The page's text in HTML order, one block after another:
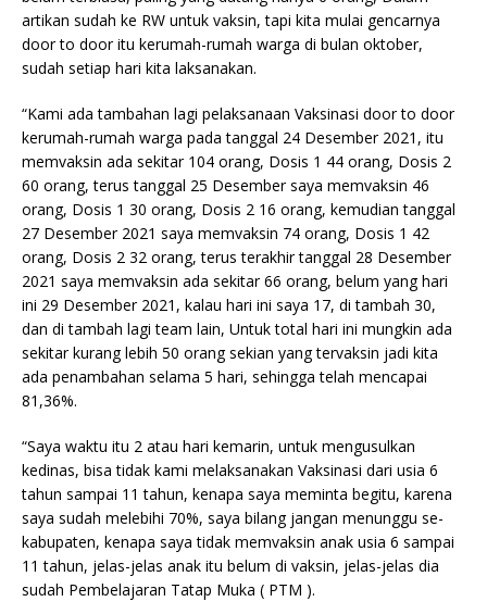
artikan sudah ke RW untuk vaksin, tapi kita mulai gencarnya
door to door itu kerumah-rumah warga di bulan oktober,
sudah setiap hari kita laksanakan.
“Kami ada tambahan lagi pelaksanaan Vaksinasi door to door
kerumah-rumah warga pada tanggal 24 Desember 2021, itu
memvaksin ada sekitar 104 orang, Dosis 1 44 orang, Dosis 2
60 orang, terus tanggal 25 Desember saya memvaksin 46
orang, Dosis 1 30 orang, Dosis 2 16 orang, kemudian tanggal
27 Desember 2021 saya memvaksin 74 orang, Dosis 1 42
orang, Dosis 2 32 orang, terus terakhir tanggal 28 Desember
2021 saya memvaksin ada sekitar 66 orang, belum yang hari
ini 29 Desember 2021, kalau hari ini saya 17, di tambah 30,
dan di tambah lagi team lain, Untuk total hari ini mungkin ada
sekitar kurang lebih 50 orang sekian yang tervaksin jadi kita
ada penambahan selama 5 hari, sehingga telah mencapai
81,36%.
“Saya waktu itu 2 atau hari kemarin, untuk mengusulkan
kedinas, bisa tidak kami melaksanakan Vaksinasi dari usia 6
tahun sampai 11 tahun, kenapa saya meminta begitu, karena
saya sudah melebihi 70%, saya bilang jangan menunggu se-
kabupaten, kenapa saya tidak memvaksin anak usia 6 sampai
11 tahun, jelas-jelas anak itu belum di vaksin, jelas-jelas dia
sudah Pembelajaran Tatap Muka ( PTM ).